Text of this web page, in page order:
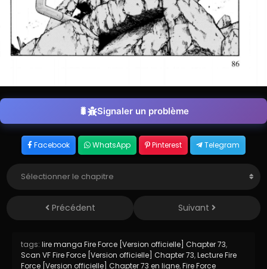
Signaler un problème
Facebook WhatsApp Pinterest Telegram
Précédent Suivant
tags: lire manga Fire Force [Version officielle] Chapter 73,
Scan VF Fire Force [Version officielle] Chapter 73,Lecture Fire
Force [Version officielle] Chapter 73 en ligne,Fire Force